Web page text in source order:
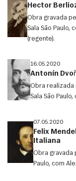
Hector
Obra gravada
Sala São Paulo,
(regente).
16.05.2020
Antonín
Obra realizada
Sala São
07.05.2020
Felix
Italiana
Obra gravada
Paulo, com